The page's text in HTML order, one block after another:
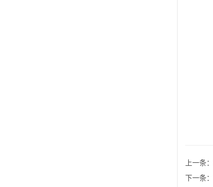
上一条：
下一条：